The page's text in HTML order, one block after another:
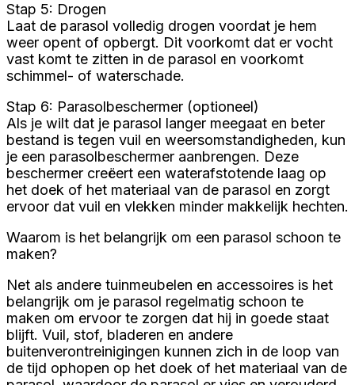
Stap 5: Drogen
Laat de parasol volledig drogen voordat je hem
weer opent of opbergt. Dit voorkomt dat er vocht
vast komt te zitten in de parasol en voorkomt
schimmel- of waterschade.
Stap 6: Parasolbeschermer (optioneel)
Als je wilt dat je parasol langer meegaat en beter
bestand is tegen vuil en weersomstandigheden, kun
je een parasolbeschermer aanbrengen. Deze
beschermer creëert een waterafstotende laag op
het doek of het materiaal van de parasol en zorgt
ervoor dat vuil en vlekken minder makkelijk hechten.
Waarom is het belangrijk om een parasol schoon te
maken?
Net als andere tuinmeubelen en accessoires is het
belangrijk om je parasol regelmatig schoon te
maken om ervoor te zorgen dat hij in goede staat
blijft. Vuil, stof, bladeren en andere
buitenverontreinigingen kunnen zich in de loop van
de tijd ophopen op het doek of het materiaal van de